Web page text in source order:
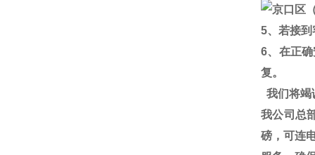
5、若接
6、在正
复。
我们将竭
我公司总
磅，可连